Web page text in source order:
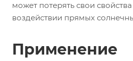
может потерять свои
воздействии прямых
Применение